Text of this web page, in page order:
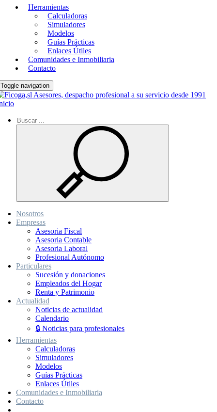
Herramientas
Calculadoras
Simuladores
Modelos
Guías Prácticas
Enlaces Útiles
Comunidades e Inmobiliaria
Contacto
Toggle navigation
Nosotros
Empresas
Asesoria Fiscal
Asesoria Contable
Asesoria Laboral
Profesional Autónomo
Particulares
Sucesión y donaciones
Empleados del Hogar
Renta y Patrimonio
Actualidad
Noticias de actualidad
Calendario
🔒 Noticias para profesionales
Herramientas
Calculadoras
Simuladores
Modelos
Guías Prácticas
Enlaces Útiles
Comunidades e Inmobiliaria
Contacto